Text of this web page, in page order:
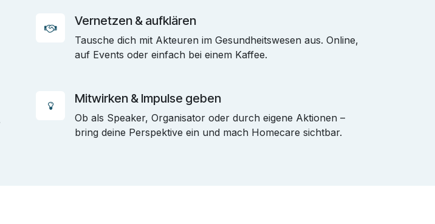
Vernetzen & aufklären
Tausche dich mit Akteuren im Gesundheitswesen aus. Online,
auf Events oder einfach bei einem Kaffee.
Mitwirken & Impulse geben
Ob als Speaker, Organisator oder durch eigene Aktionen –
bring deine Perspektive ein und mach Homecare sichtbar.